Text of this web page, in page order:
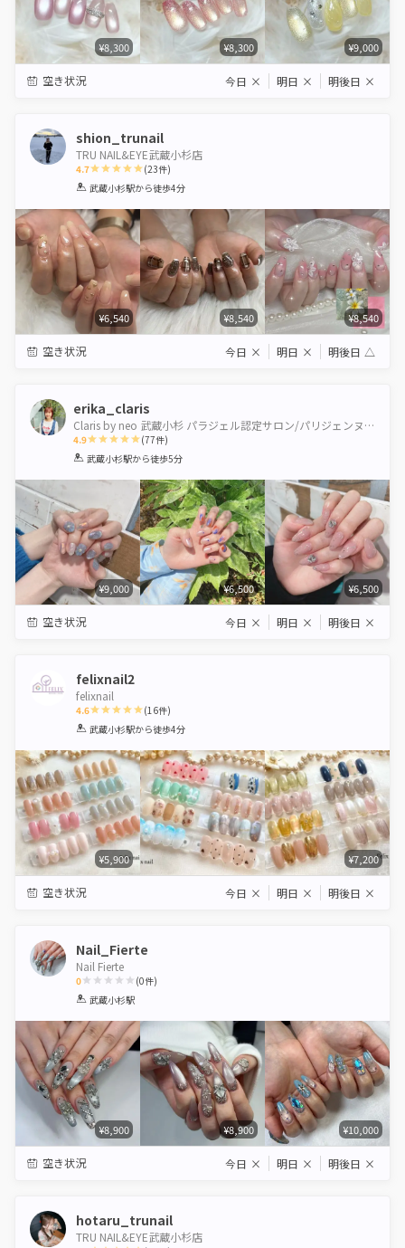
¥8,300 ¥8,300 ¥9,000
空き状況 今日 × 明日 × 明後日 ×
shion_trunail
TRU NAIL&EYE武蔵小杉店
4.7
1 2 3 4 5
(23件)
武蔵小杉駅から徒歩4分
¥6,540 ¥8,540 ¥8,540
空き状況 今日 × 明日 × 明後日 △
erika_claris
Claris by neo 武蔵小杉 パラジェル認定サロン/パリジェンヌ＆healthy導入サロン
4.9
1 2 3 4 5
(77件)
武蔵小杉駅から徒歩5分
¥9,000 ¥6,500 ¥6,500
空き状況 今日 × 明日 × 明後日 ×
felixnail2
felixnail
4.6
1 2 3 4 5
(16件)
武蔵小杉駅から徒歩4分
¥5,900 ¥7,200
空き状況 今日 × 明日 × 明後日 ×
Nail_Fierte
Nail Fierte
0
1 2 3 4 5
(0件)
武蔵小杉駅
¥8,900 ¥8,900 ¥10,000
空き状況 今日 × 明日 × 明後日 ×
hotaru_trunail
TRU NAIL&EYE武蔵小杉店